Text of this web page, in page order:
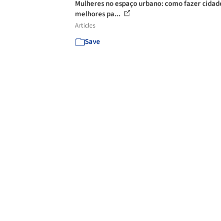
Mulheres no espaço urbano: como fazer
melhores pa...
Articles
Save